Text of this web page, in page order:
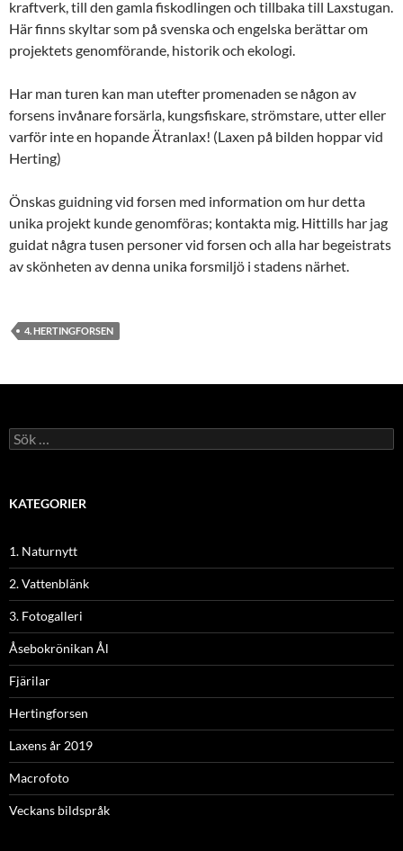
kraftverk, till den gamla fiskodlingen och tillbaka till Laxstugan.
Här finns skyltar som på svenska och engelska berättar om
projektets genomförande, historik och ekologi.
Har man turen kan man utefter promenaden se någon av
forsens invånare forsärla, kungsfiskare, strömstare, utter eller
varför inte en hopande Ätranlax! (Laxen på bilden hoppar vid
Herting)
Önskas guidning vid forsen med information om hur detta
unika projekt kunde genomföras; kontakta mig. Hittills har jag
guidat några tusen personer vid forsen och alla har begeistrats
av skönheten av denna unika forsmiljö i stadens närhet.
4. HERTINGFORSEN
Sök
efter:
KATEGORIER
1. Naturnytt
2. Vattenblänk
3. Fotogalleri
Åsebokrönikan Ål
Fjärilar
Hertingforsen
Laxens år 2019
Macrofoto
Veckans bildspråk